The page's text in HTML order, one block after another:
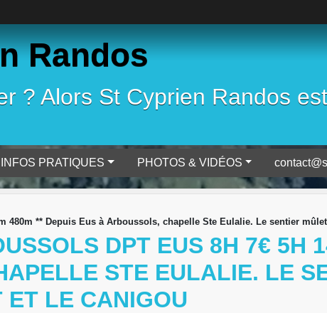
Randos
? Alors St Cyprien Randos
INFOS PRATIQUES PHOTOS & VIDÉOS
480m ** Depuis Eus à Arboussols, chapelle Ste Eulalie. Le sentier
DPT EUS 8H 7€ 5H
STE EULALIE. LE
LE CANIGOU